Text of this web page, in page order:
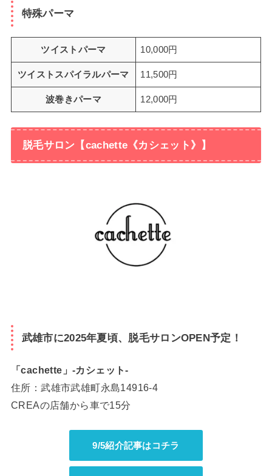
特殊パーマ
ツイストパーマ 10,000円
ツイストスパイラルパーマ 11,500円
波巻きパーマ 12,000円
脱毛サロン【cachette《カシェット》】
武雄市に2025年夏頃、脱毛サロンOPEN予定！
「cachette」-カシェット-
住所：武雄市武雄町永島14916-4
CREAの店舗から車で15分
9/5紹介記事はコチラ